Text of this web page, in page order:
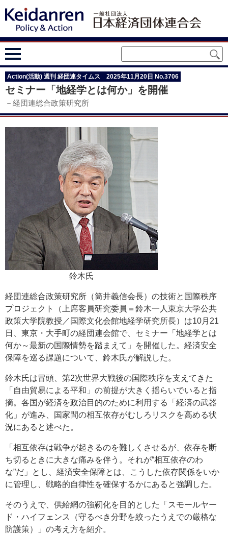
Action(活動) 週刊 経団連タイムス 2025年11月20日 No.3706
セミナー「地経学とは何か」を開催
－経団連総合政策研究所
鈴木氏
経団連総合政策研究所（筒井義信会長）の技術と国際秩序
プロジェクト（上席客員研究委員＝鈴木一人東京大学公共
政策大学院教授／国際文化会館地経学研究所長）は10月21
日、東京・大手町の経団連会館で、セミナー「地経学とは
何か～最新の国際情勢を踏まえて」を開催した。経済安全
保障を巡る課題について、鈴木氏が解説した。
鈴木氏は冒頭、第2次世界大戦後の国際秩序を支えてきた
「自由貿易による平和」の前提が大きく揺らいでいると指
摘。各国が経済を政治目的のために利用する「経済の武器
化」が進み、国家間の相互依存がむしろリスクを高める状
況にあると述べた。
「相互依存は戦争が起きるのを難しくさせるが、依存を断
ち切るときに大きな痛みを伴う。それが“相互依存のわ
な”だ」とし、経済安全保障とは、こうした依存関係をいか
に管理し、戦略的自律性を確保するかにあると強調した。
そのうえで、供給網の強靭化を目的とした「スモールヤー
ド・ハイフェンス（守るべき分野を絞ったうえでの厳格な
防護策）」の考え方を紹介。